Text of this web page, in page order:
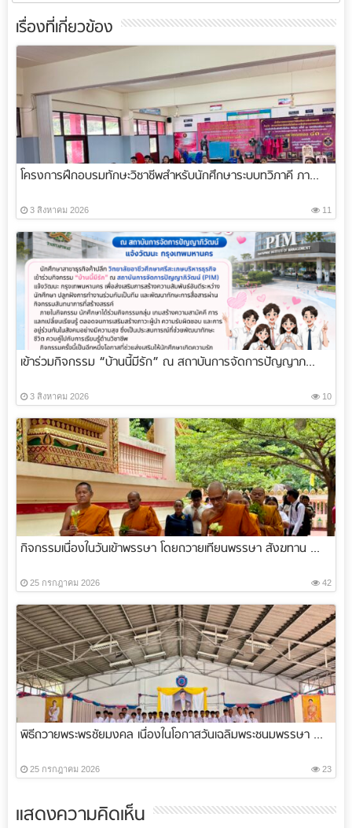
เรื่องที่เกี่ยวข้อง
โครงการฝึกอบรมทักษะวิชาชีพสำหรับนักศึกษาระบบทวิภาคี ภา...
3 สิงหาคม 2026 11
เข้าร่วมกิจกรรม “บ้านนี้มีรัก” ณ สถาบันการจัดการปัญญาภ...
3 สิงหาคม 2026 10
กิจกรรมเนื่องในวันเข้าพรรษา โดยถวายเทียนพรรษา สังฆทาน ...
25 กรกฎาคม 2026 42
พิธีถวายพระพรชัยมงคล เนื่องในโอกาสวันเฉลิมพระชนมพรรษา ...
25 กรกฎาคม 2026 23
แสดงความคิดเห็น